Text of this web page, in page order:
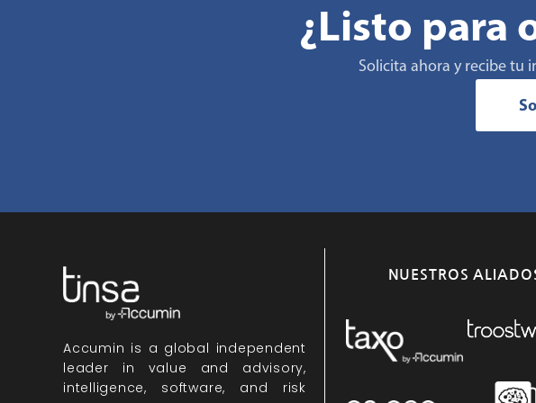
¿Listo para
Solicita ahora y recibe tu
Accumin is a global independent
leader in value and advisory,
intelligence, software, and risk
NUESTROS